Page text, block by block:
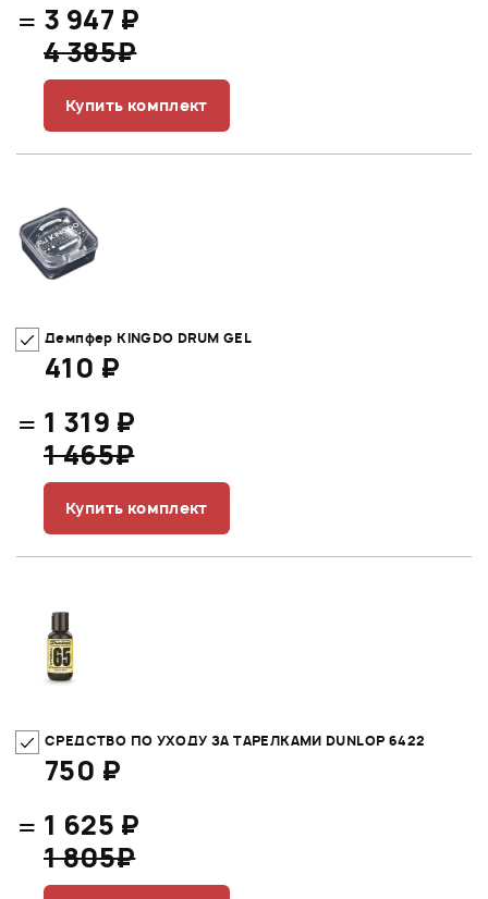
= 3 947 ₽
4 385₽
Купить комплект
Демпфер KINGDO DRUM GEL
410 ₽
= 1 319 ₽
1 465₽
Купить комплект
СРЕДСТВО ПО УХОДУ ЗА ТАРЕЛКАМИ DUNLOP 6422
750 ₽
= 1 625 ₽
1 805₽